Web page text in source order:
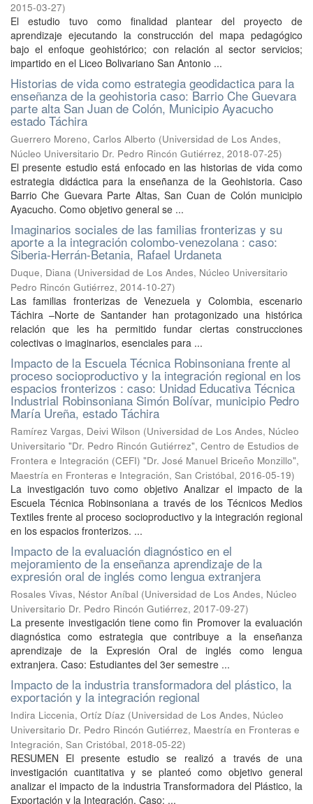
2015-03-27)
El estudio tuvo como finalidad plantear del proyecto de
aprendizaje ejecutando la construcción del mapa pedagógico
bajo el enfoque geohistórico; con relación al sector servicios;
impartido en el Liceo Bolivariano San Antonio ...
Historias de vida como estrategia geodidactica para la
enseñanza de la geohistoria caso: Barrio Che Guevara
parte alta San Juan de Colón, Municipio Ayacucho
estado Táchira
Guerrero Moreno, Carlos Alberto (Universidad de Los Andes,
Núcleo Universitario Dr. Pedro Rincón Gutiérrez, 2018-07-25)
El presente estudio está enfocado en las historias de vida como
estrategia didáctica para la enseñanza de la Geohistoria. Caso
Barrio Che Guevara Parte Altas, San Cuan de Colón municipio
Ayacucho. Como objetivo general se ...
Imaginarios sociales de las familias fronterizas y su
aporte a la integración colombo-venezolana : caso:
Siberia-Herrán-Betania, Rafael Urdaneta
Duque, Diana (Universidad de Los Andes, Núcleo Universitario
Pedro Rincón Gutiérrez, 2014-10-27)
Las familias fronterizas de Venezuela y Colombia, escenario
Táchira –Norte de Santander han protagonizado una histórica
relación que les ha permitido fundar ciertas construcciones
colectivas o imaginarios, esenciales para ...
Impacto de la Escuela Técnica Robinsoniana frente al
proceso socioproductivo y la integración regional en los
espacios fronterizos : caso: Unidad Educativa Técnica
Industrial Robinsoniana Simón Bolívar, municipio Pedro
María Ureña, estado Táchira
Ramírez Vargas, Deivi Wilson (Universidad de Los Andes, Núcleo
Universitario "Dr. Pedro Rincón Gutiérrez", Centro de Estudios de
Frontera e Integración (CEFI) "Dr. José Manuel Briceño Monzillo",
Maestría en Fronteras e Integración, San Cristóbal, 2016-05-19)
La investigación tuvo como objetivo Analizar el impacto de la
Escuela Técnica Robinsoniana a través de los Técnicos Medios
Textiles frente al proceso socioproductivo y la integración regional
en los espacios fronterizos. ...
Impacto de la evaluación diagnóstico en el
mejoramiento de la enseñanza aprendizaje de la
expresión oral de inglés como lengua extranjera
Rosales Vivas, Néstor Aníbal (Universidad de Los Andes, Núcleo
Universitario Dr. Pedro Rincón Gutiérrez, 2017-09-27)
La presente investigación tiene como fin Promover la evaluación
diagnóstica como estrategia que contribuye a la enseñanza
aprendizaje de la Expresión Oral de inglés como lengua
extranjera. Caso: Estudiantes del 3er semestre ...
Impacto de la industria transformadora del plástico, la
exportación y la integración regional
Indira Liccenia, Ortíz Díaz (Universidad de Los Andes, Núcleo
Universitario Dr. Pedro Rincón Gutiérrez, Maestría en Fronteras e
Integración, San Cristóbal, 2018-05-22)
RESUMEN El presente estudio se realizó a través de una
investigación cuantitativa y se planteó como objetivo general
analizar el impacto de la industria Transformadora del Plástico, la
Exportación y la Integración. Caso: ...